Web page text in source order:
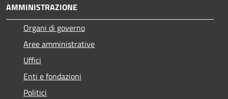
AMMINISTRAZIONE
Organi di governo
Aree amministrative
Uffici
Enti e fondazioni
Politici